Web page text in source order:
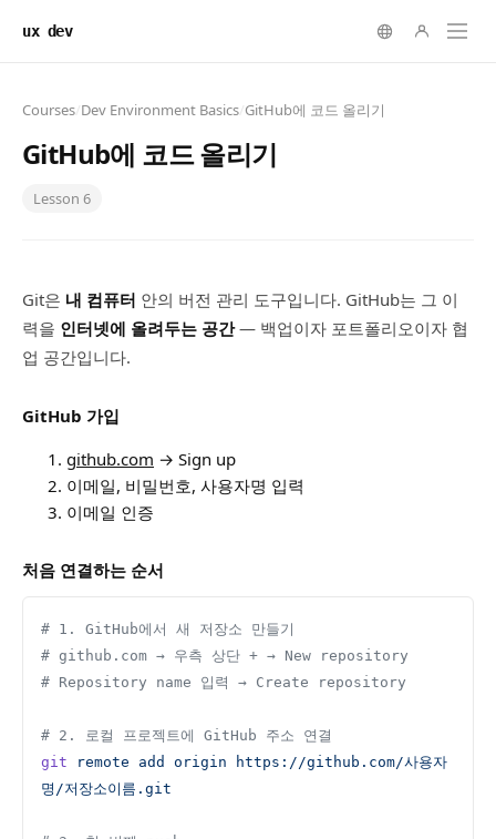
ux dev
Courses Dev Environment Basics GitHub에 코드 올리기
GitHub에 코드 올리기
Lesson 6
Git은 내 컴퓨터 안의 버전 관리 도구입니다. GitHub는 그 이
력을 인터넷에 올려두는 공간— 백업이자 포트폴리오이자 협
업 공간입니다.
GitHub 가입
github.com → Sign up
이메일, 비밀번호, 사용자명 입력
이메일 인증
처음 연결하는 순서
# 1. GitHub에서 새 저장소 만들기
# github.com → 우측 상단 + → New repository
# Repository name 입력 → Create repository
# 2. 로컬 프로젝트에 GitHub 주소 연결
git remote add origin https://github.com/사용자
명/저장소이름.git